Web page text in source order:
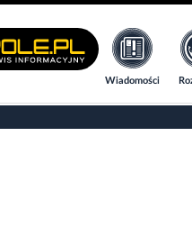
Wiadomości